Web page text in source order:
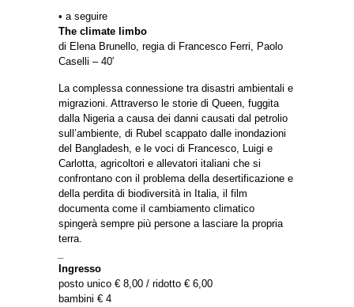
• a seguire
The climate limbo
di Elena Brunello, regia di Francesco Ferri, Paolo
Caselli – 40′
La complessa connessione tra disastri ambientali e
migrazioni. Attraverso le storie di Queen, fuggita
dalla Nigeria a causa dei danni causati dal petrolio
sull’ambiente, di Rubel scappato dalle inondazioni
del Bangladesh, e le voci di Francesco, Luigi e
Carlotta, agricoltori e allevatori italiani che si
confrontano con il problema della desertificazione e
della perdita di biodiversità in Italia, il film
documenta come il cambiamento climatico
spingerà sempre più persone a lasciare la propria
terra.
Ingresso
posto unico € 8,00 / ridotto € 6,00
bambini € 4